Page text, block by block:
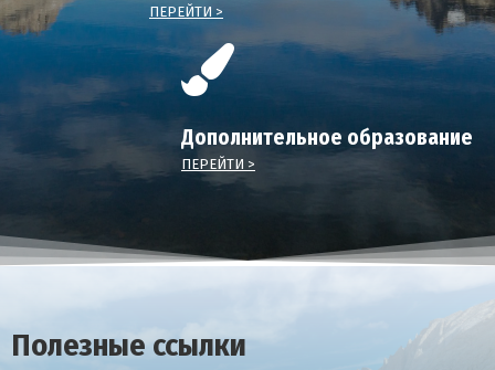
ПЕРЕЙТИ >
Дополнительное образование
ПЕРЕЙТИ >
Полезные ссылки